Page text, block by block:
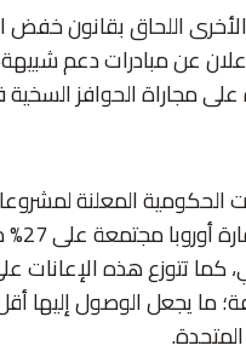
اللحاق بقانون خفض
عن مبادرات دعم شبيهة،
على مجاراة الحوافز
الحكومية المعلنة
الهيدروجين في
كما تتوزع هذه الإعانات
ما يجعل الوصول إليها